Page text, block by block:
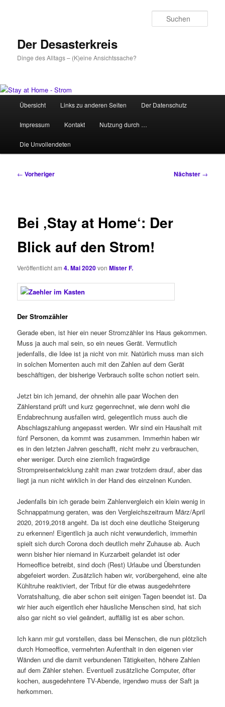
Der Desasterkreis
Dinge des Alltags – (K)eine Ansichtssache?
HauptmenüÜbersicht Links zu anderen Seiten Der Datenschutz
Impressum Kontakt Nutzung durch …
Die Unvollendeten
Beitragsnavigation
← Vorheriger Nächster →
Bei ‚Stay at Home‘: Der
Blick auf den Strom!
Veröffentlicht am4. Mai 2020vonMister F.
Der Stromzähler
Gerade eben, ist hier ein neuer Stromzähler ins Haus gekommen.
Muss ja auch mal sein, so ein neues Gerät. Vermutlich
jedenfalls, die Idee ist ja nicht von mir. Natürlich muss man sich
in solchen Momenten auch mit den Zahlen auf dem Gerät
beschäftigen, der bisherige Verbrauch sollte schon notiert sein.
Jetzt bin ich jemand, der ohnehin alle paar Wochen den
Zählerstand prüft und kurz gegenrechnet, wie denn wohl die
Endabrechnung ausfallen wird, gelegentlich muss auch die
Abschlagszahlung angepasst werden. Wir sind ein Haushalt mit
fünf Personen, da kommt was zusammen. Immerhin haben wir
es in den letzten Jahren geschafft, nicht mehr zu verbrauchen,
eher weniger. Durch eine ziemlich fragwürdige
Strompreisentwicklung zahlt man zwar trotzdem drauf, aber das
liegt ja nun nicht wirklich in der Hand des einzelnen Kunden.
Jedenfalls bin ich gerade beim Zahlenvergleich ein klein wenig in
Schnappatmung geraten, was den Vergleichszeitraum März/April
2020, 2019,2018 angeht. Da ist doch eine deutliche Steigerung
zu erkennen! Eigentlich ja auch nicht verwunderlich, immerhin
spielt sich durch Corona doch deutlich mehr Zuhause ab. Auch
wenn bisher hier niemand in Kurzarbeit gelandet ist oder
Homeoffice betreibt, sind doch (Rest) Urlaube und Überstunden
abgefeiert worden. Zusätzlich haben wir, vorübergehend, eine alte
Kühltruhe reaktiviert, der Tribut für die etwas ausgedehntere
Vorratshaltung, die aber schon seit einigen Tagen beendet ist. Da
wir hier auch eigentlich eher häusliche Menschen sind, hat sich
also gar nicht so viel geändert, auffällig ist es aber schon.
Ich kann mir gut vorstellen, dass bei Menschen, die nun plötzlich
durch Homeoffice, vermehrten Aufenthalt in den eigenen vier
Wänden und die damit verbundenen Tätigkeiten, höhere Zahlen
auf dem Zähler stehen. Eventuell zusätzliche Computer, öfter
kochen, ausgedehntere TV-Abende, irgendwo muss der Saft ja
herkommen.